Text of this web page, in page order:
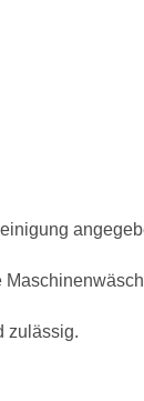
zulässig.